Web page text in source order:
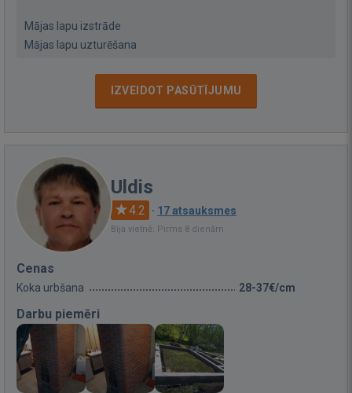
Mājas lapu izstrāde
Mājas lapu uzturēšana
IZVEIDOT PASŪTĪJUMU
Uldis
4.2 · 17 atsauksmes
Bija vietnē: Pirms 8 dienām
Cenas
Koka urbšana 28-37€/cm
Darbu piemēri